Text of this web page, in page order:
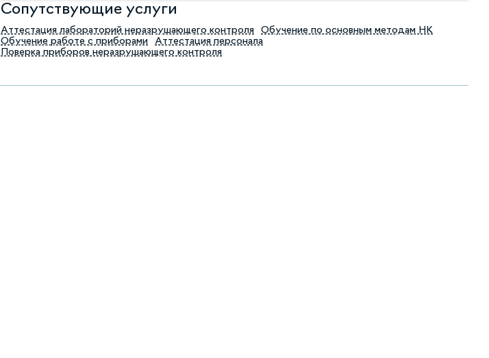
Сопутствующие услуги
Аттестация лабораторий неразрушающего контроля
Обучение по основным методам НК
Обучение работе с приборами
Аттестация персонала
Поверка приборов неразрушающего контроля